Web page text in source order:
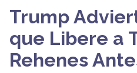
Trump
que Libere a
Rehenes